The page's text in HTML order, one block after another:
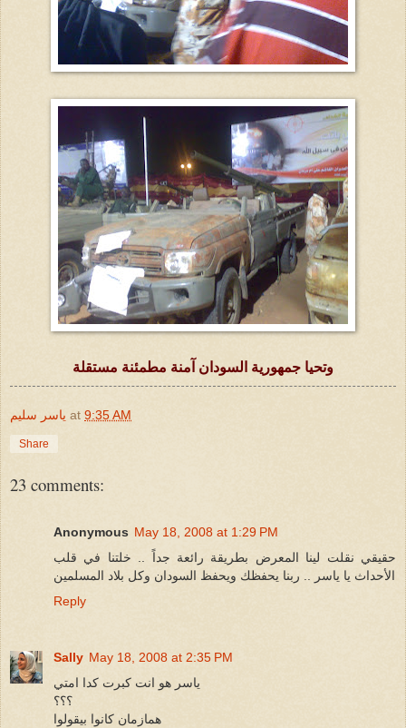
وتحيا جمهورية السودان آمنة مطمئنة مستقلة
ياسر سليم at 9:35 AM
Share
23 comments:
Anonymous May 18, 2008 at 1:29 PM
حقيقي نقلت لينا المعرض بطريقة رائعة جداً .. خلتنا في قلب
الأحداث يا ياسر .. ربنا يحفظك ويحفظ السودان وكل بلاد المسلمين
Reply
Sally May 18, 2008 at 2:35 PM
ياسر هو انت كبرت كدا امتي
؟؟؟
همازمان كانوا بيقولوا